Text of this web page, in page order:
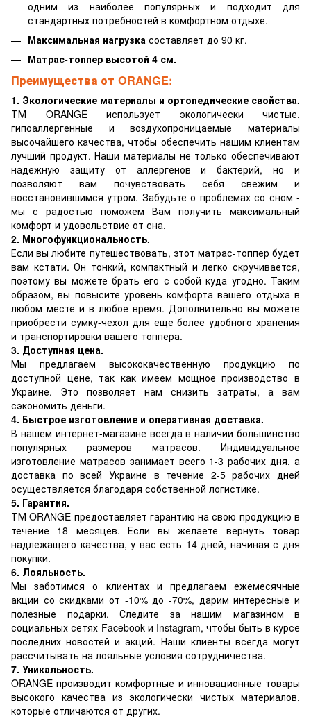
одним из наиболее популярных и подходит для
стандартных потребностей в комфортном отдыхе.
Максимальная нагрузка составляет до 90 кг.
Матрас-топпер высотой 4 см.
Преимущества от ORANGE:
1. Экологические материалы и ортопедические свойства.
ТМ ORANGE использует экологически чистые,
гипоаллергенные и воздухопроницаемые материалы
высочайшего качества, чтобы обеспечить нашим клиентам
лучший продукт. Наши материалы не только обеспечивают
надежную защиту от аллергенов и бактерий, но и
позволяют вам почувствовать себя свежим и
восстановившимся утром. Забудьте о проблемах со сном -
мы с радостью поможем Вам получить максимальный
комфорт и удовольствие от сна.
2. Многофункциональность.
Если вы любите путешествовать, этот матрас-топпер будет
вам кстати. Он тонкий, компактный и легко скручивается,
поэтому вы можете брать его с собой куда угодно. Таким
образом, вы повысите уровень комфорта вашего отдыха в
любом месте и в любое время. Дополнительно вы можете
приобрести сумку-чехол для еще более удобного хранения
и транспортировки вашего топпера.
3. Доступная цена.
Мы предлагаем высококачественную продукцию по
доступной цене, так как имеем мощное производство в
Украине. Это позволяет нам снизить затраты, а вам
сэкономить деньги.
4. Быстрое изготовление и оперативная доставка.
В нашем интернет-магазине всегда в наличии большинство
популярных размеров матрасов. Индивидуальное
изготовление матрасов занимает всего 1-3 рабочих дня, а
доставка по всей Украине в течение 2-5 рабочих дней
осуществляется благодаря собственной логистике.
5. Гарантия.
ТМ ORANGE предоставляет гарантию на свою продукцию в
течение 18 месяцев. Если вы желаете вернуть товар
надлежащего качества, у вас есть 14 дней, начиная с дня
покупки.
6. Лояльность.
Мы заботимся о клиентах и предлагаем ежемесячные
акции со скидками от -10% до -70%, дарим интересные и
полезные подарки. Следите за нашим магазином в
социальных сетях Facebook и Instagram, чтобы быть в курсе
последних новостей и акций. Наши клиенты всегда могут
рассчитывать на лояльные условия сотрудничества.
7. Уникальность.
ORANGE производит комфортные и инновационные товары
высокого качества из экологически чистых материалов,
которые отличаются от других.